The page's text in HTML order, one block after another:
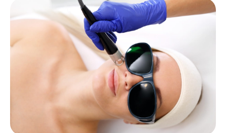
być dobrym rozwiązaniem, ale tylko wtedy, gdy
odpowiada na realny problem. W naszej ofercie
traktujemy ją jako zabieg modelujący, a nie metodę
odchudzania. Sprawdź, co powinieneś/powinnaś wiedzieć
przed liposukcją brzucha.